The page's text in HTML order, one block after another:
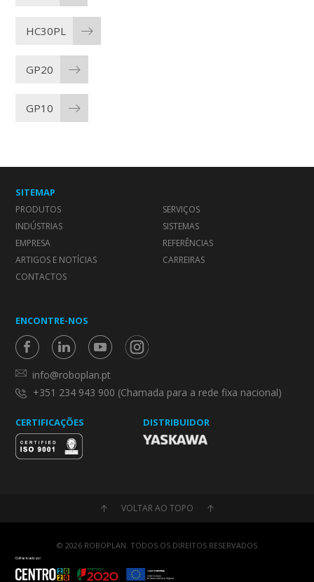
HC30PL
GP20
GP10
SITEMAP
PRODUTOS
SERVIÇOS
INDÚSTRIAS
SISTEMAS
EMPRESA
REFERÊNCIAS
ARTIGOS E NOTÍCIAS
CARREIRAS
CONTACTOS
ENCONTRE-NOS
info@roboplan.pt
+351 234 943 900 (Chamada para a rede fixa nacional)
CERTIFICAÇÕES DISTRIBUIDOR
VOLTAR AO TOPO
© 2026 ROBOPLAN. TODOS OS DIREITOS RESERVADOS